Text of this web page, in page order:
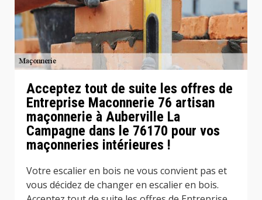
Acceptez tout de suite les offres de
Entreprise Maconnerie 76 artisan
maçonnerie à Auberville La
Campagne dans le 76170 pour vos
maçonneries intérieures !
Votre escalier en bois ne vous convient pas et
vous décidez de changer en escalier en bois.